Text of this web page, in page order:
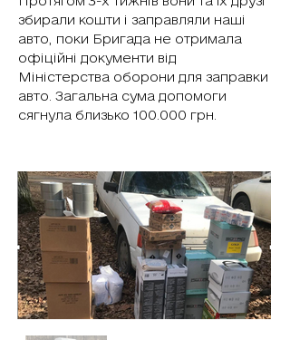
збирали кошти і заправляли наші
авто, поки Бригада не отримала
офіційні документи від
Міністерства оборони для заправки
авто. Загальна сума допомоги
сягнула близько 100.000 грн.